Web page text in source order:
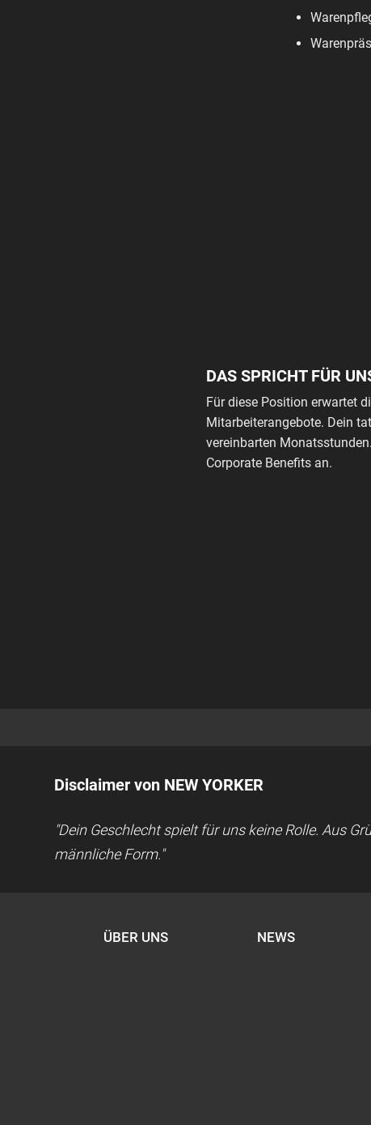
DAS SPRICHT FÜR
Für diese Position erwartet
Mitarbeiterangebote. Dein
vereinbarten
Corporate Benefits an.
Disclaimer von NEW YORKER
"Dein Geschlecht spielt für uns keine Rolle. Aus
männliche Form."
ÜBER UNS NEWS